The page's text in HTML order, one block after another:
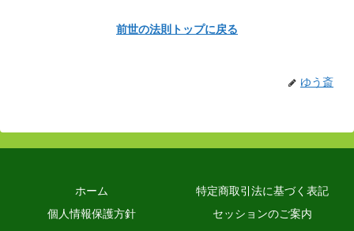
前世の法則トップに戻る
ゆう斎
ホーム
特定商取引法に基づく表記
個人情報保護方針
セッションのご案内